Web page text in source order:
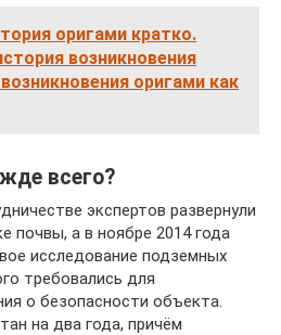
оригами кратко.
возникновения
оригами как
всего?
экспертов развернули
почвы, а в ноябре 2014 года
исследование подземных
требовались для
о безопасности объекта.
на два года, причём